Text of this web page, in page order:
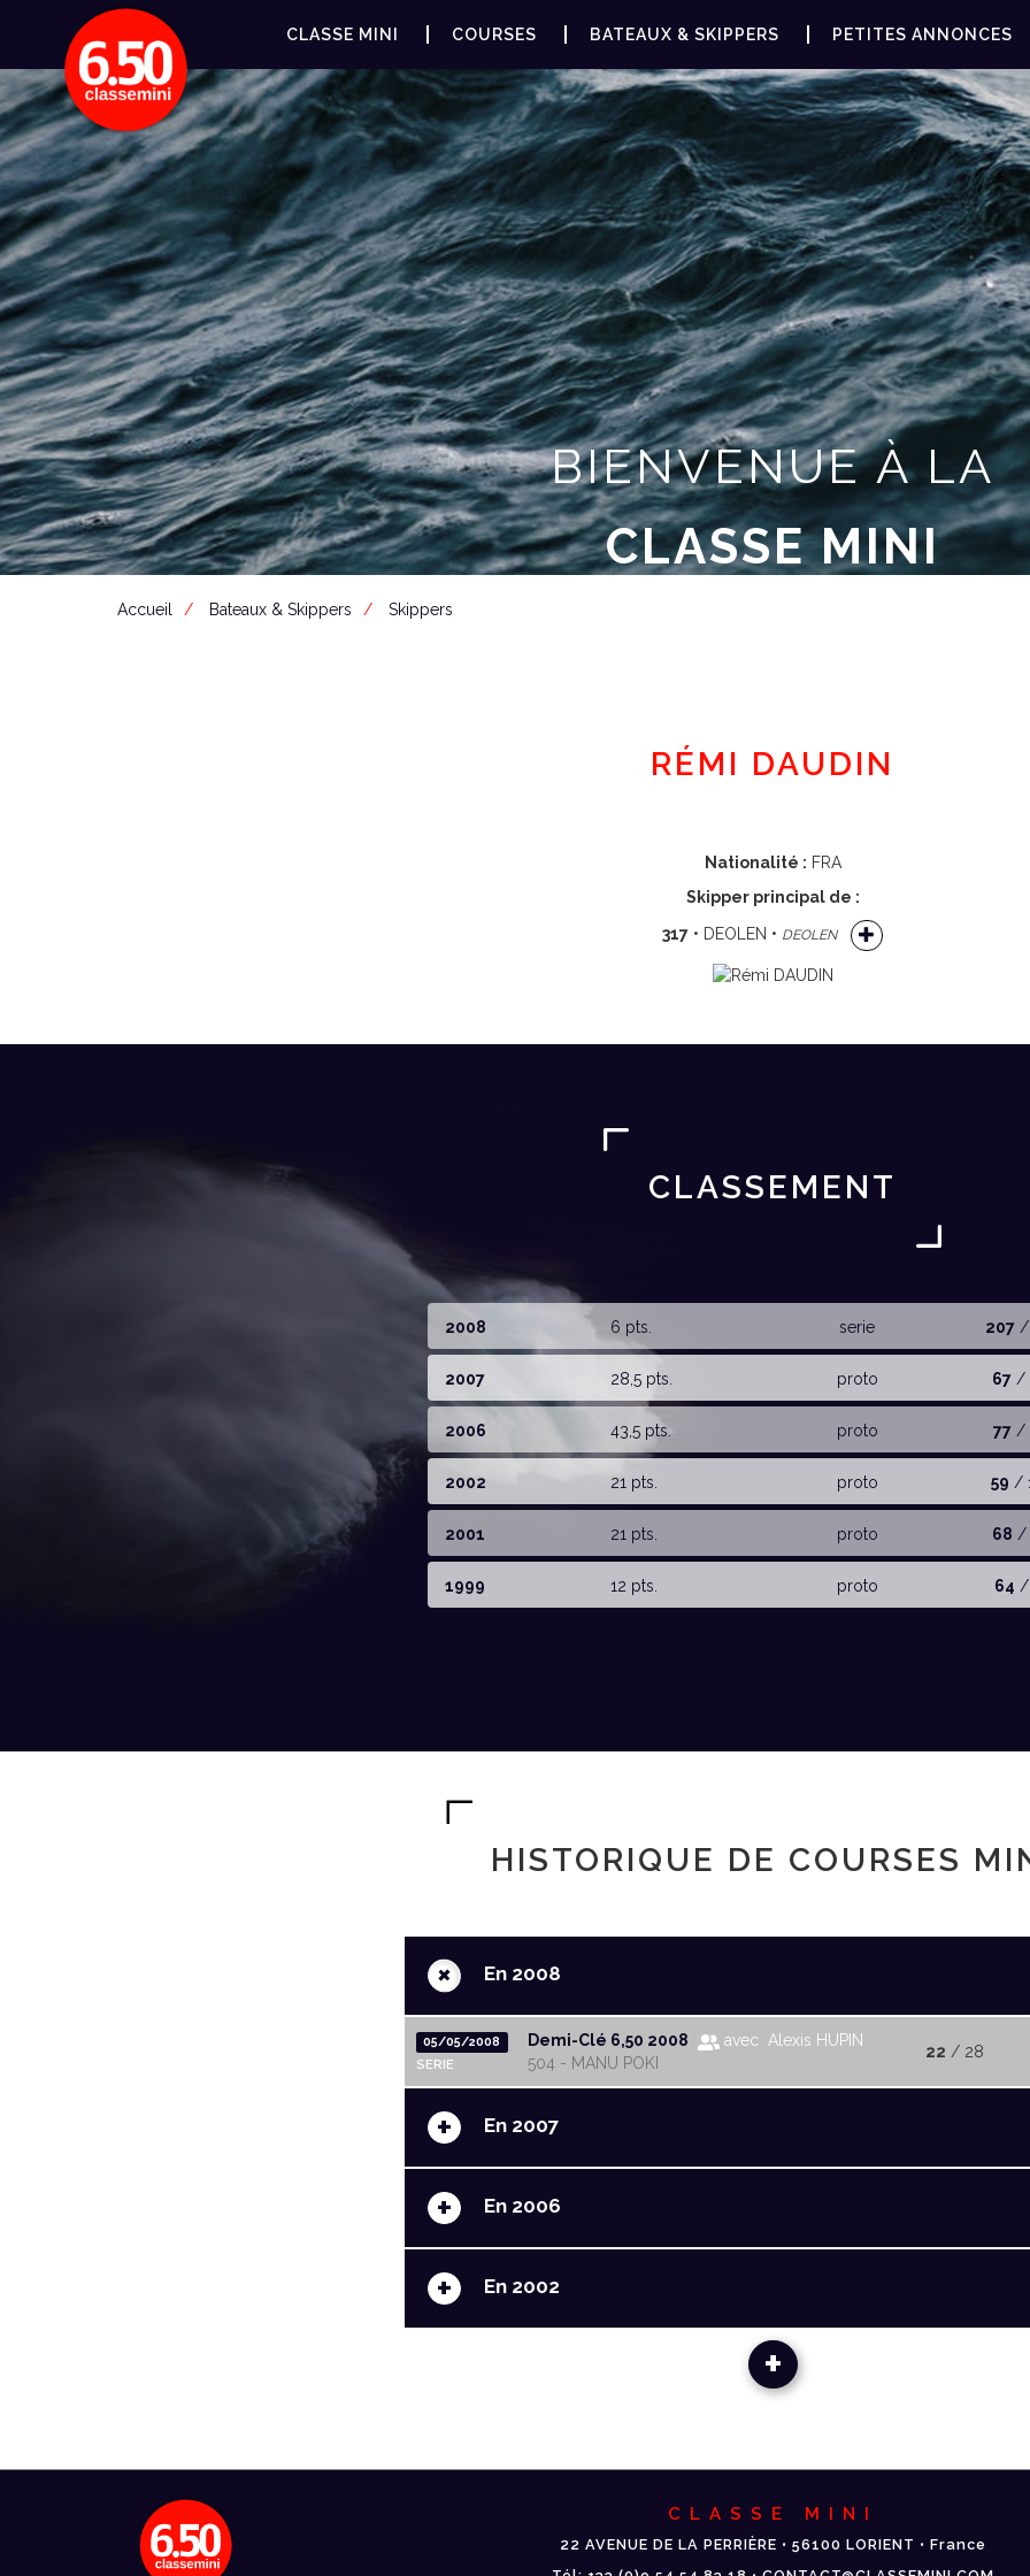
CLASSE MINI COURSES BATEAUX & SKIPPERS PETITES ANNONCES
BIENVENUE À LA
CLASSE MINI
Accueil Bateaux & Skippers Skippers
RÉMI DAUDIN
Nationalité : FRA
Skipper principal de :
317 • DEOLEN • DEOLEN
CLASSEMENT
2008 6 pts. serie 207 /
2007 28,5 pts. proto 67/
2006 43,5 pts. proto 77/
2002 21 pts. proto 59 /
2001 21 pts. proto 68 /
1999 12 pts. proto 64 /
HISTORIQUE DE COURSES
+ En 2008
05/05/2008
SERIE
Demi-Clé 6,50 2008
avec Alexis HUPIN
504 - MANU POKI
22 / 28
+ En 2007
+ En 2006
+ En 2002
+
CLASSE MINI
22 AVENUE DE LA PERRIÈRE • 56100 LORIENT • France